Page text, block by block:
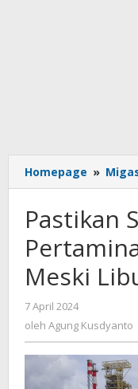
Homepage »
Pastikan
Meski
7 April 2024
Agung
Kusdyanto
oleh Agung Kusdyanto